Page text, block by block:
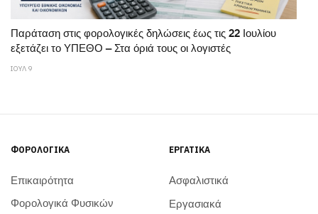
Παράταση στις φορολογικές δηλώσεις έως τις 22 Ιουλίου
εξετάζει το ΥΠΕΘΟ – Στα όριά τους οι λογιστές
ΙΟΥΛ 9
ΦΟΡΟΛΟΓΙΚΆ
Επικαιρότητα
Φορολογικά Φυσικών
ΕΡΓΑΤΙΚΆ
Ασφαλιστικά
Εργασιακά